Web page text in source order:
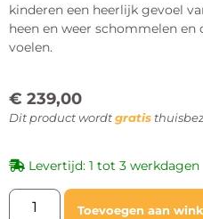
kinderen een heerlijk gevoel
heen en weer schommelen
voelen.
€ 239,00
Dit product wordt gratis
Levertijd: 1 tot 3 werkdagen
Toevoegen aan